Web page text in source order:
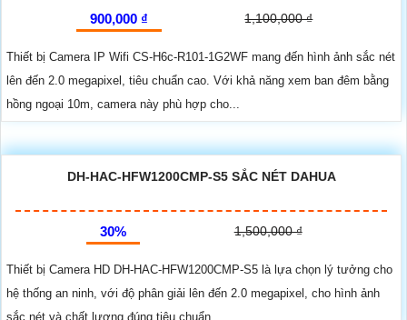
900,000 ₫ 1,100,000 ₫
Thiết bị Camera IP Wifi CS-H6c-R101-1G2WF mang đến hình ảnh sắc nét
lên đến 2.0 megapixel, tiêu chuẩn cao. Với khả năng xem ban đêm bằng
hồng ngoại 10m, camera này phù hợp cho...
DH-HAC-HFW1200CMP-S5 SẮC NÉT DAHUA
30% 1,500,000 ₫
Thiết bị Camera HD DH-HAC-HFW1200CMP-S5 là lựa chọn lý tưởng cho
hệ thống an ninh, với độ phân giải lên đến 2.0 megapixel, cho hình ảnh
sắc nét và chất lượng đúng tiêu chuẩn